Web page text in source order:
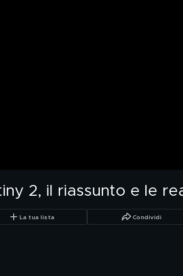
2, il riassunto e le
La tua lista Condividi